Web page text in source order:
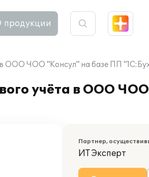
продукции
в ООО ЧОО "Консул" на базе ПП
учёта в ООО
Партнер,
ИТ Эксперт